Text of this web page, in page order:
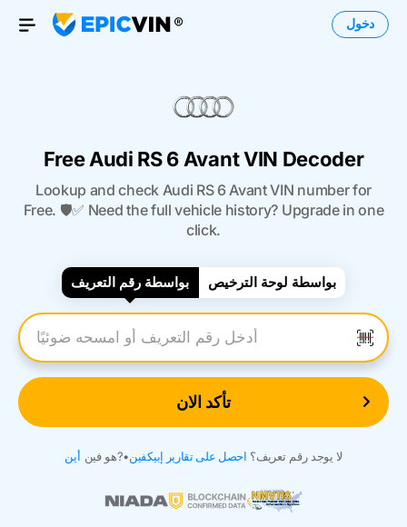
Open Menu
دخول
Free Audi RS 6 Avant VIN Decoder
Lookup and check Audi RS 6 Avant VIN number for
Free. 🛡️✅ Need the full vehicle history? Upgrade in one
click.
بواسطة رقم التعريف بواسطة لوحة الترخيص
أدخل رقم التعريف
تأكد الان
أين هو فين?• لا يوجد رقم تعريف؟ احصل على تقارير إبيكفين